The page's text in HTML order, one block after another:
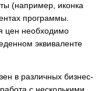
(например, иконка
программы.
цен необходимо
эквиваленте
в различных бизнес-